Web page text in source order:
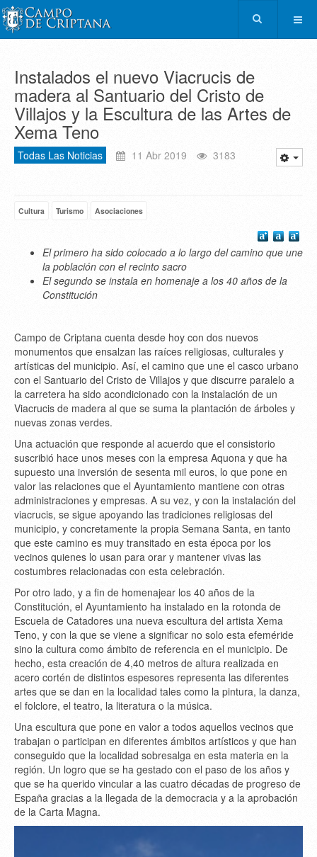
Instalados el nuevo Viacrucis de
madera al Santuario del Cristo de
Villajos y la Escultura de las Artes de
Xema Teno
Todas Las Noticias 11 Abr 2019 3183
Cultura Turismo Asociaciones
El primero ha sido colocado a lo largo del camino que une
la población con el recinto sacro
El segundo se instala en homenaje a los 40 años de la
Constitución
Campo de Criptana cuenta desde hoy con dos nuevos
monumentos que ensalzan las raíces religiosas, culturales y
artísticas del municipio. Así, el camino que une el casco urbano
con el Santuario del Cristo de Villajos y que discurre paralelo a
la carretera ha sido acondicionado con la instalación de un
Viacrucis de madera al que se suma la plantación de árboles y
nuevas zonas verdes.
Una actuación que responde al acuerdo que el consistorio
suscribió hace unos meses con la empresa Aquona y que ha
supuesto una inversión de sesenta mil euros, lo que pone en
valor las relaciones que el Ayuntamiento mantiene con otras
administraciones y empresas. A su vez, y con la instalación del
viacrucis, se sigue apoyando las tradiciones religiosas del
municipio, y concretamente la propia Semana Santa, en tanto
que este camino es muy transitado en esta época por los
vecinos quienes lo usan para orar y mantener vivas las
costumbres relacionadas con esta celebración.
Por otro lado, y a fin de homenajear los 40 años de la
Constitución, el Ayuntamiento ha instalado en la rotonda de
Escuela de Catadores una nueva escultura del artista Xema
Teno, y con la que se viene a significar no solo esta efeméride
sino la cultura como ámbito de referencia en el municipio. De
hecho, esta creación de 4,40 metros de altura realizada en
acero cortén de distintos espesores representa las diferentes
artes que se dan en la localidad tales como la pintura, la danza,
el folclore, el teatro, la literatura o la música.
Una escultura que pone en valor a todos aquellos vecinos que
trabajan o participan en diferentes ámbitos artísticos y que han
conseguido que la localidad sobresalga en esta materia en la
región. Un logro que se ha gestado con el paso de los años y
que se ha querido vincular a las cuatro décadas de progreso de
España gracias a la llegada de la democracia y a la aprobación
de la Carta Magna.